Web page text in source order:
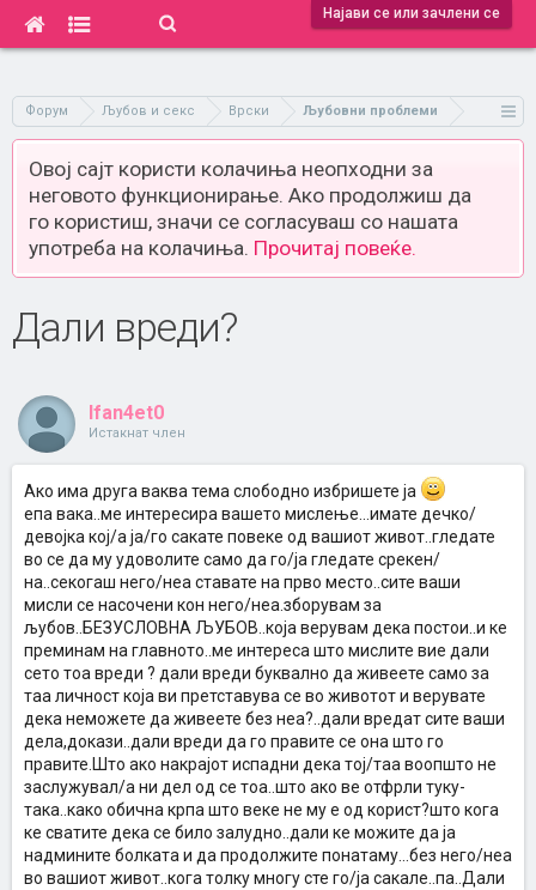
Најави се или зачлени се
Форум Љубов и секс Врски Љубовни проблеми
Овој сајт користи колачиња неопходни за
неговото функционирање. Ако продолжиш да
го користиш, значи се согласуваш со нашата
употреба на колачиња. Прочитај повеќе.
Дали вреди?
Ifan4et0
Истакнат член
Ако има друга ваква тема слободно избришете ја
епа вака..ме интересира вашето мислење...имате дечко/
девојка кој/а ја/го сакате повеке од вашиот живот..гледате
во се да му удоволите само да го/ја гледате срекен/
на..секогаш него/неа ставате на прво место..сите ваши
мисли се насочени кон него/неа.зборувам за
љубов..БЕЗУСЛОВНА ЉУБОВ..која верувам дека постои..и ке
преминам на главното..ме интереса што мислите вие дали
сето тоа вреди ? дали вреди буквално да живеете само за
таа личност која ви претставува се во животот и верувате
дека неможете да живеете без неа?..дали вредат сите ваши
дела,докази..дали вреди да го правите се она што го
правите.Што ако накрајот испадни дека тој/таа воопшто не
заслужувал/а ни дел од се тоа..што ако ве отфрли туку-
така..како обична крпа што веке не му е од корист?што кога
ке сватите дека се било залудно..дали ке можите да ја
надмините болката и да продолжите понатаму...без него/неа
во вашиот живот..кога толку многу сте го/ја сакале..па..Дали